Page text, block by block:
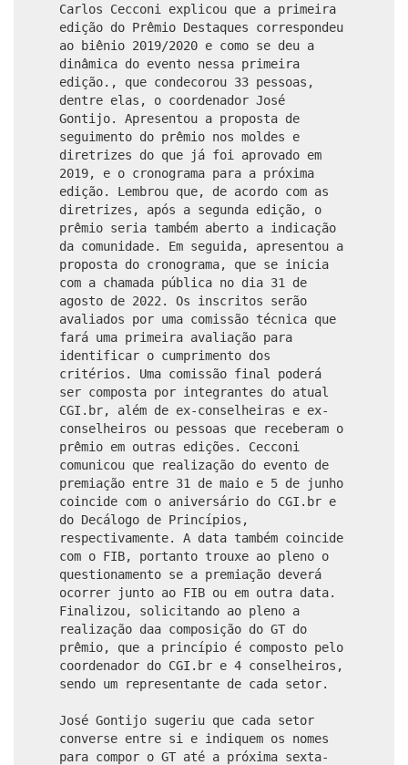
Carlos Cecconi explicou que a primeira
edição do Prêmio Destaques correspondeu
ao biênio 2019/2020 e como se deu a
dinâmica do evento nessa primeira
edição., que condecorou 33 pessoas,
dentre elas, o coordenador José
Gontijo. Apresentou a proposta de
seguimento do prêmio nos moldes e
diretrizes do que já foi aprovado em
2019, e o cronograma para a próxima
edição. Lembrou que, de acordo com as
diretrizes, após a segunda edição, o
prêmio seria também aberto a indicação
da comunidade. Em seguida, apresentou a
proposta do cronograma, que se inicia
com a chamada pública no dia 31 de
agosto de 2022. Os inscritos serão
avaliados por uma comissão técnica que
fará uma primeira avaliação para
identificar o cumprimento dos
critérios. Uma comissão final poderá
ser composta por integrantes do atual
CGI.br, além de ex-conselheiras e ex-
conselheiros ou pessoas que receberam o
prêmio em outras edições. Cecconi
comunicou que realização do evento de
premiação entre 31 de maio e 5 de junho
coincide com o aniversário do CGI.br e
do Decálogo de Princípios,
respectivamente. A data também coincide
com o FIB, portanto trouxe ao pleno o
questionamento se a premiação deverá
ocorrer junto ao FIB ou em outra data.
Finalizou, solicitando ao pleno a
realização daa composição do GT do
prêmio, que a princípio é composto pelo
coordenador do CGI.br e 4 conselheiros,
sendo um representante de cada setor.
José Gontijo sugeriu que cada setor
converse entre si e indiquem os nomes
para compor o GT até a próxima sexta-